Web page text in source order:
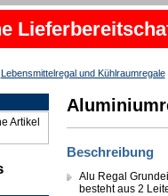
Lebensmittelregal und Kühlraumregale
Artikel
Beschreibung
Alu Regal
besteht aus 2